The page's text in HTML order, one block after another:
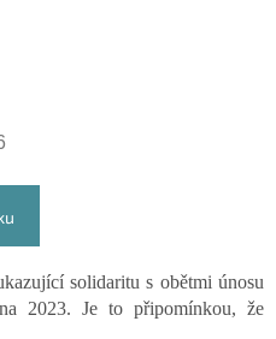
solidaritu s obětmi únosu
2023. Je to připomínkou, že